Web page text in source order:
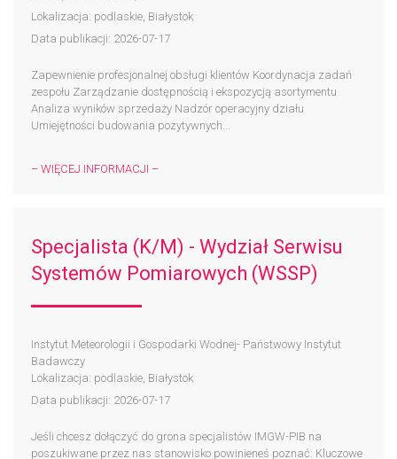
Lokalizacja: podlaskie, Białystok
Data publikacji: 2026-07-17
Zapewnienie profesjonalnej obsługi klientów Koordynacja zadań
zespołu Zarządzanie dostępnością i ekspozycją asortymentu
Analiza wyników sprzedaży Nadzór operacyjny działu
Umiejętności budowania pozytywnych...
– WIĘCEJ INFORMACJI –
Specjalista (K/M) - Wydział Serwisu
Systemów Pomiarowych (WSSP)
Instytut Meteorologii i Gospodarki Wodnej- Państwowy Instytut
Badawczy
Lokalizacja: podlaskie, Białystok
Data publikacji: 2026-07-17
Jeśli chcesz dołączyć do grona specjalistów IMGW-PIB na
poszukiwane przez nas stanowisko powinieneś poznać: Kluczowe